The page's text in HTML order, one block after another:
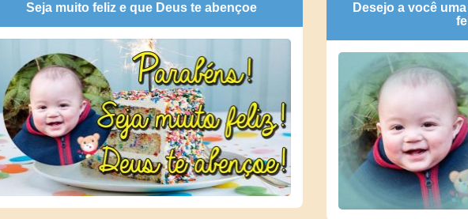
Seja muito feliz e que Deus te abençoe
Desejo a você